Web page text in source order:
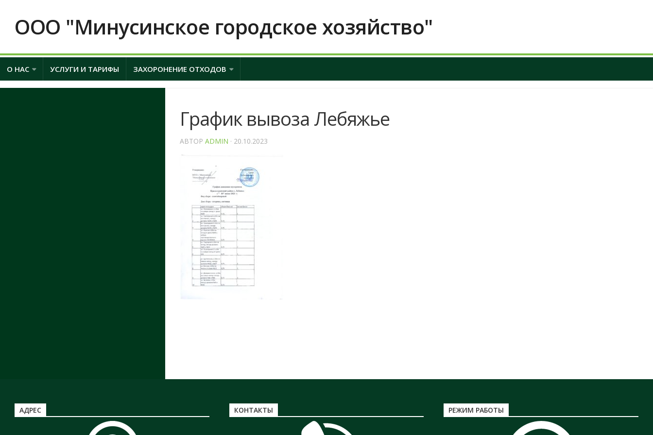
ООО "Минусинское городское хозяйство"
О НАС УСЛУГИ И ТАРИФЫ ЗАХОРОНЕНИЕ ОТХОДОВ
График вывоза Лебяжье
АВТОР ADMIN · 20.10.2023
АДРЕС КОНТАКТЫ РЕЖИМ РАБОТЫ